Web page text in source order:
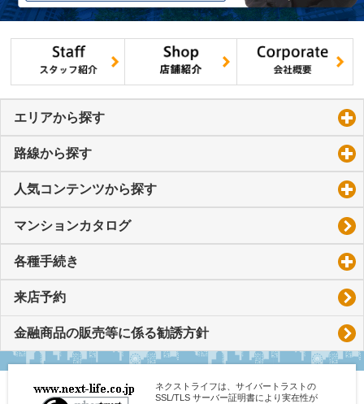
エリアから探す
路線から探す
人気コンテンツから探す
マンションカタログ
各種手続き
来店予約
金融商品の販売等に係る勧誘方針
ネクストライフは、サイバートラストの
SSL/TLS サーバー証明書により実在性が